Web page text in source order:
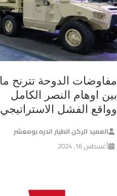
مفاوضات الدوحة تترنح ما
بين اوهام النصر الكامل
وواقع الفشل الاستراتيجي
العميد الركن الطيار اندره بومعشر
أغسطس 16, 2024